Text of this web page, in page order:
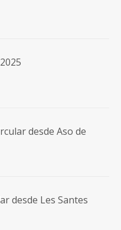
desde Aso de
desde Les Santes